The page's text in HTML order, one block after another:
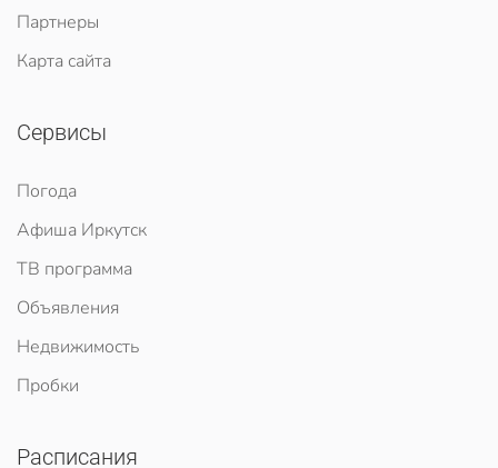
Партнеры
Карта сайта
Сервисы
Погода
Афиша Иркутск
ТВ программа
Объявления
Недвижимость
Пробки
Расписания